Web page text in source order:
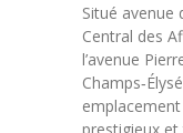
Situé avenue
Central des
l’avenue